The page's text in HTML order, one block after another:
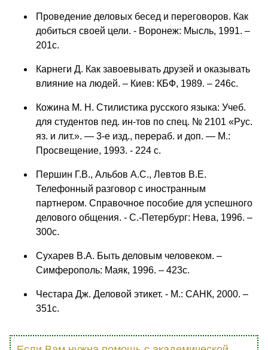
Проведение деловых бесед и переговоров. Как
добиться своей цели. - Воронеж: Мысль, 1991. –
201с.
Карнеги Д. Как завоевывать друзей и оказывать
влияние на людей. – Киев: КБФ, 1989. – 246с.
Кожина М. Н. Стилистика русского языка: Учеб.
для студентов пед. ин-тов по спец. № 2101 «Рус.
яз. и лит.». — 3-е изд., перераб. и доп. — М.:
Просвещение, 1993. - 224 с.
Першин Г.В., Альбов А.С., Левтов В.Е.
Телефонный разговор с иностранным
партнером. Справочное пособие для успешного
делового общения. - С.-Петербург: Нева, 1996. –
300с.
Сухарев В.А. Быть деловым человеком. –
Симферополь: Маяк, 1996. – 423с.
Честара Дж. Деловой этикет. - М.: САНК, 2000. –
351с.